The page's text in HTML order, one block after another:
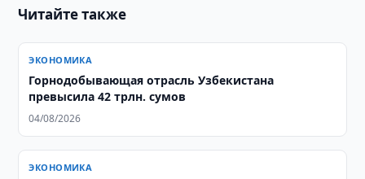
Читайте также
ЭКОНОМИКА
Горнодобывающая отрасль Узбекистана
превысила 42 трлн. сумов
04/08/2026
ЭКОНОМИКА